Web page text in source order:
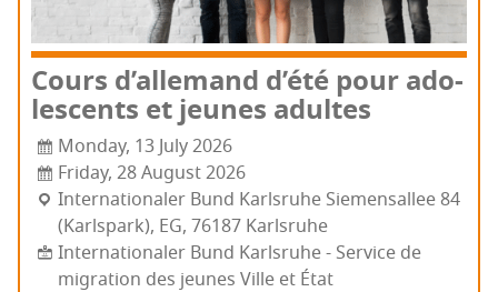
Cours d’al­le­mand d’é­té pour ado­
les­cents et jeunes adultes
Monday, 13 July 2026
Friday, 28 August 2026
Inter­na­tio­na­ler Bund Karlsruhe Sie­men­sal­lee 84
(Karls­park), EG, 76187 Karls­ruhe
Internationaler Bund Karlsruhe - Service de
migration des jeunes Ville et État